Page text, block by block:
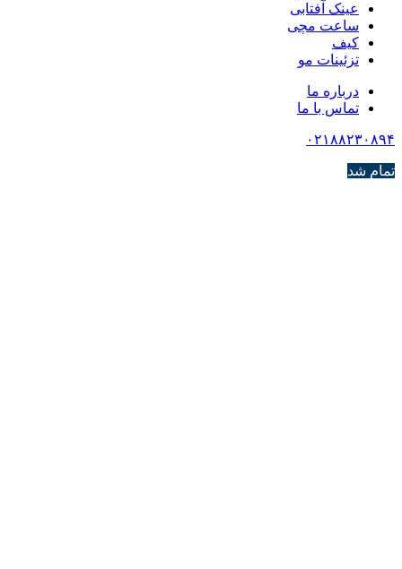
عینک آفتابی
ساعت مچی
کیف
تزئینات مو
درباره ما
تماس با ما
۰۲۱۸۸۲۳۰۸۹۴
تمام شد